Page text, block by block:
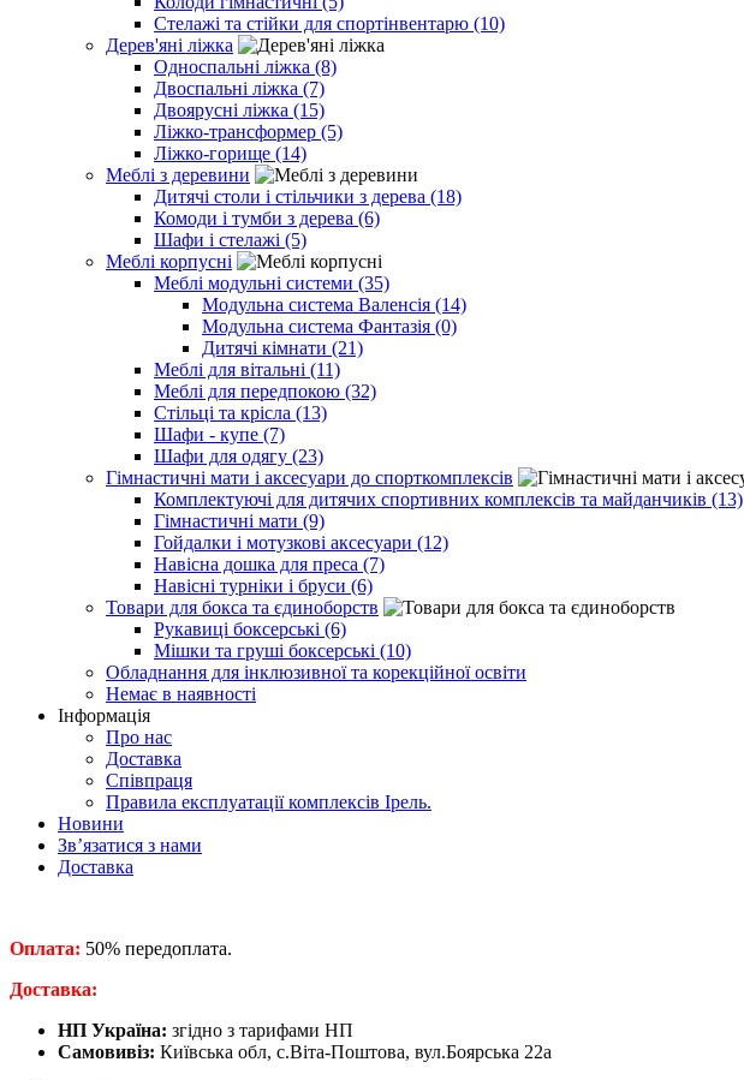
Стелажі та стійки для спортінвентарю (10)
Дерев'яні ліжка
Односпальні ліжка (8)
Двоспальні ліжка (7)
Двоярусні ліжка (15)
Ліжко-трансформер (5)
Ліжко-горище (14)
Меблі з деревини
Дитячі столи і стільчики з дерева (18)
Комоди і тумби з дерева (6)
Шафи і стелажі (5)
Меблі корпусні
Меблі модульні системи (35)
Модульна система Валенсія (14)
Модульна система Фантазія (0)
Дитячі кімнати (21)
Меблі для вітальні (11)
Меблі для передпокою (32)
Стільці та крісла (13)
Шафи - купе (7)
Шафи для одягу (23)
Гімнастичні мати і аксесуари до спорткомплексів
Комплектуючі для дитячих спортивних комплексів та майданчиків (13)
Гімнастичні мати (9)
Гойдалки і мотузкові аксесуари (12)
Навісна дошка для преса (7)
Навісні турніки і бруси (6)
Товари для бокса та єдиноборств
Рукавиці боксерські (6)
Мішки та груші боксерські (10)
Обладнання для інклюзивної та корекційної освіти
Немає в наявності
Інформація
Про нас
Доставка
Співпраця
Правила експлуатації комплексів Ірель.
Новини
Зв’язатися з нами
Доставка
Оплата: 50% передоплата.
​Доставка:
НП Україна: згідно з тарифами НП
Самовивіз: Київська обл, с.Віта-Поштова, вул.Боярська 22а